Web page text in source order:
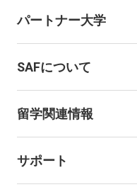
パートナー大学
SAFについて
留学関連情報
サポート